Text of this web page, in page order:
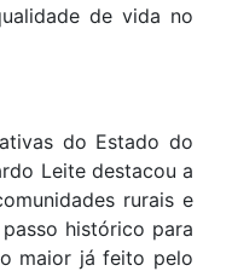
de vida no
do Estado do
Leite destacou a
rurais e
histórico para
maior já feito pelo